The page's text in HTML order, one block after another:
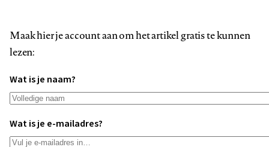
Maak hier je account aan om het artikel gratis te kunnen
lezen:
Wat is je naam?
Wat is je e-mailadres?